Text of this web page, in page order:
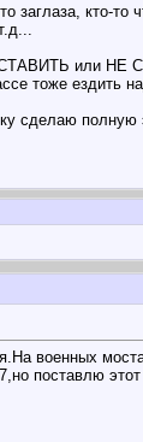
заглаза,
СТАВИТЬ или
тоже ездить
сделаю
военных
поставлю